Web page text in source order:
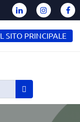
SITO PRINCIPALE